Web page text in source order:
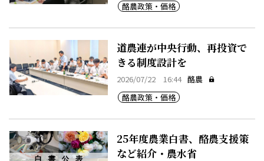
酪農政策・価格
道農連が中央行動、再投資で
きる制度設計を
2026/07/22 16:44 酪農
酪農政策・価格
25年度農業白書、酪農支援策
など紹介・農水省